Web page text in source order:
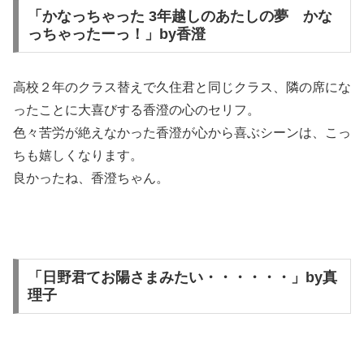
「かなっちゃった 3年越しのあたしの夢 かな
っちゃったーっ！」by香澄
高校２年のクラス替えで久住君と同じクラス、隣の席にな
ったことに大喜びする香澄の心のセリフ。
色々苦労が絶えなかった香澄が心から喜ぶシーンは、こっ
ちも嬉しくなります。
良かったね、香澄ちゃん。
「日野君てお陽さまみたい・・・・・・」by真
理子